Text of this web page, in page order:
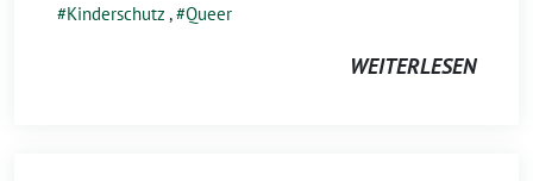
Kinderschutz , Queer
WEITERLESEN